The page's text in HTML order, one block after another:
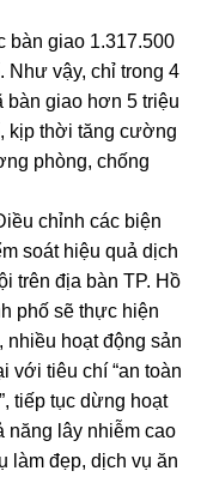
bàn giao 1.317.500
Như vậy, chỉ trong 4
bàn giao hơn 5 triệu
kịp thời tăng cường
phòng, chống
chỉnh các biện
soát hiệu quả dịch
trên địa bàn TP. Hồ
phố sẽ thực hiện
hoạt động sản
với tiêu chí “an toàn
tiếp tục dừng hoạt
năng lây nhiễm cao
làm đẹp, dịch vụ ăn